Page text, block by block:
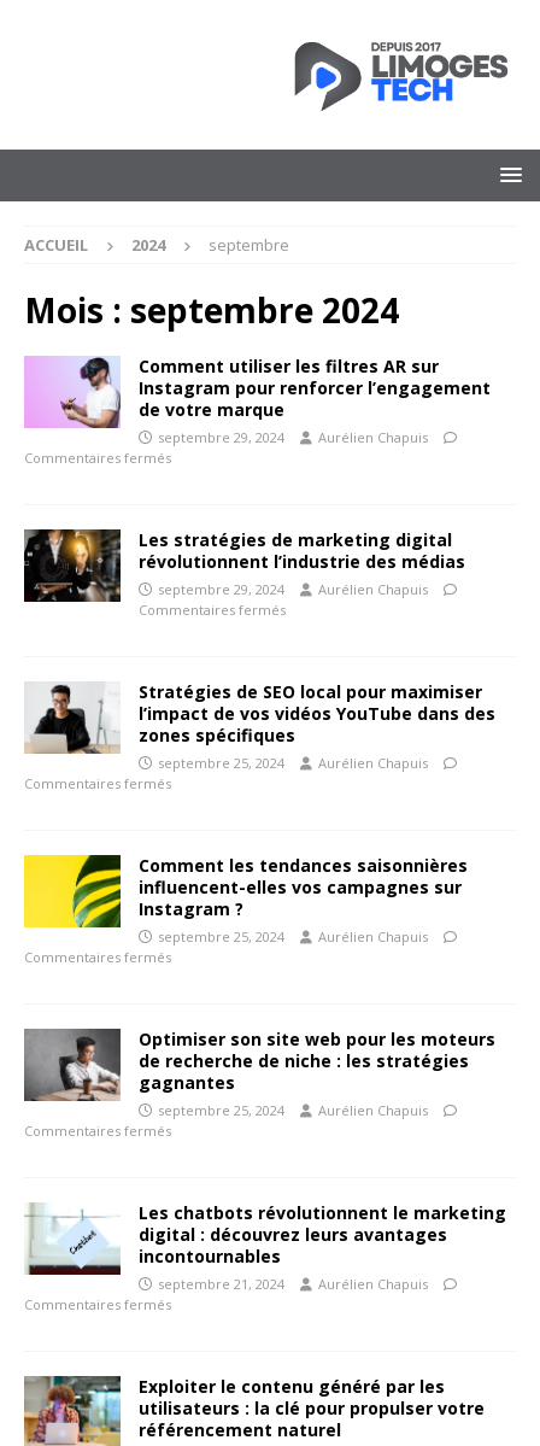
ACCUEIL 2024 septembre
Mois : septembre 2024
Comment utiliser les filtres AR sur
Instagram pour renforcer l’engagement
de votre marque
septembre 29, 2024
Aurélien Chapuis
Commentaires fermés
Les stratégies de marketing digital
révolutionnent l’industrie des médias
septembre 29, 2024
Aurélien Chapuis
Commentaires fermés
Stratégies de SEO local pour maximiser
l’impact de vos vidéos YouTube dans des
zones spécifiques
septembre 25, 2024
Aurélien Chapuis
Commentaires fermés
Comment les tendances saisonnières
influencent-elles vos campagnes sur
Instagram ?
septembre 25, 2024
Aurélien Chapuis
Commentaires fermés
Optimiser son site web pour les moteurs
de recherche de niche : les stratégies
gagnantes
septembre 25, 2024
Aurélien Chapuis
Commentaires fermés
Les chatbots révolutionnent le marketing
digital : découvrez leurs avantages
incontournables
septembre 21, 2024
Aurélien Chapuis
Commentaires fermés
Exploiter le contenu généré par les
utilisateurs : la clé pour propulser votre
référencement naturel